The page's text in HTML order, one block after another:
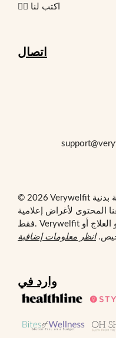
✍🏻 اكتب لنا
اتصال
المحتوى لأغراض إعلامية
فقط. Verywelfit ليس بديلاً عن المشورة الطبية أو العلاج أو
انظر معلومات إضافية
وارد في